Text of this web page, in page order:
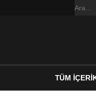
TÜM